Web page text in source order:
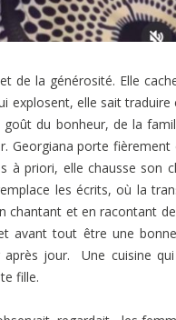
de la générosité. Elle
explosent, elle sait
du bonheur, de la
Georgiana porte
à priori, elle chausse
les écrits, où la
chantant et en racontant
avant tout être une
jour. Une cuisine
fille.